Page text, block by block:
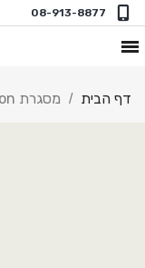
08-913-8877
חדש במשקפי ראיה
דף הבית מסגרת Tibon